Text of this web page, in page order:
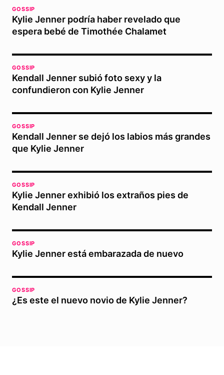
GOSSIP
Kylie Jenner podría haber revelado que
espera bebé de Timothée Chalamet
GOSSIP
Kendall Jenner subió foto sexy y la
confundieron con Kylie Jenner
GOSSIP
Kendall Jenner se dejó los labios más grandes
que Kylie Jenner
GOSSIP
Kylie Jenner exhibió los extraños pies de
Kendall Jenner
GOSSIP
Kylie Jenner está embarazada de nuevo
GOSSIP
¿Es este el nuevo novio de Kylie Jenner?